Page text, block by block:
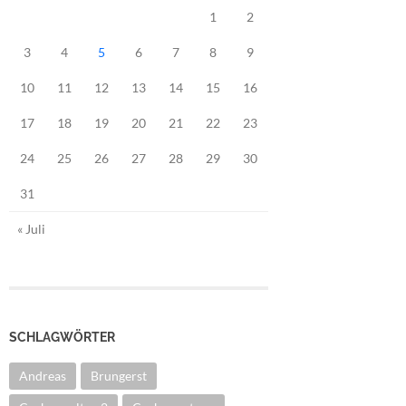
1 2
3 4 5 6 7 8 9
10 11 12 13 14 15 16
17 18 19 20 21 22 23
24 25 26 27 28 29 30
31
« Juli
SCHLAGWÖRTER
Andreas Brungerst